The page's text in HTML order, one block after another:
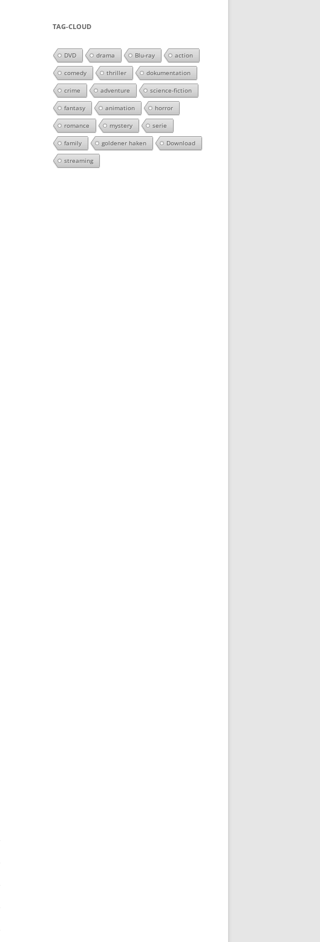
TAG-CLOUD
DVD drama Blu-ray action
comedy thriller dokumentation
crime adventure science-fiction
fantasy animation horror
romance mystery serie
family goldener haken Download
streaming